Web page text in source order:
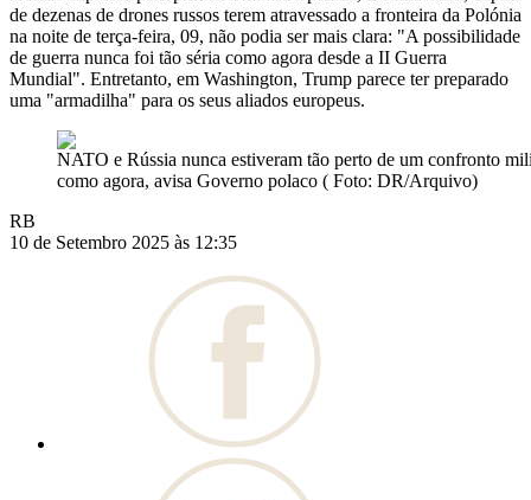
de dezenas de drones russos terem atravessado a fronteira da Polónia
na noite de terça-feira, 09, não podia ser mais clara: "A possibilidade
de guerra nunca foi tão séria como agora desde a II Guerra
Mundial". Entretanto, em Washington, Trump parece ter preparado
uma "armadilha" para os seus aliados europeus.
NATO e Rússia nunca estiveram tão perto de um confronto
como agora, avisa Governo polaco ( Foto: DR/Arquivo)
RB
10 de Setembro 2025 às 12:35